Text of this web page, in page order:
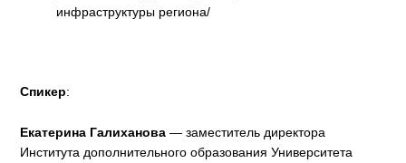
инфраструктуры региона/
Спикер:
Екатерина Галиханова — заместитель директора
Института дополнительного образования Университета